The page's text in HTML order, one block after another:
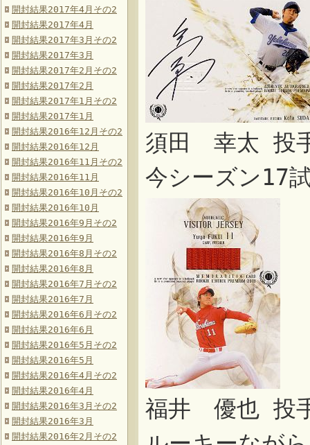
開封結果2017年4月その2
開封結果2017年4月
開封結果2017年3月その2
開封結果2017年3月
開封結果2017年2月その2
開封結果2017年2月
開封結果2017年1月その2
開封結果2017年1月
開封結果2016年12月その2
開封結果2016年12月
開封結果2016年11月その2
開封結果2016年11月
開封結果2016年10月その2
開封結果2016年10月
開封結果2016年9月その2
開封結果2016年9月
開封結果2016年8月その2
開封結果2016年8月
開封結果2016年7月その2
開封結果2016年7月
開封結果2016年6月その2
開封結果2016年6月
開封結果2016年5月その2
開封結果2016年5月
開封結果2016年4月その2
開封結果2016年4月
開封結果2016年3月その2
開封結果2016年3月
開封結果2016年2月その2
須田 幸太 投
今シーズン17
福井 優也 投